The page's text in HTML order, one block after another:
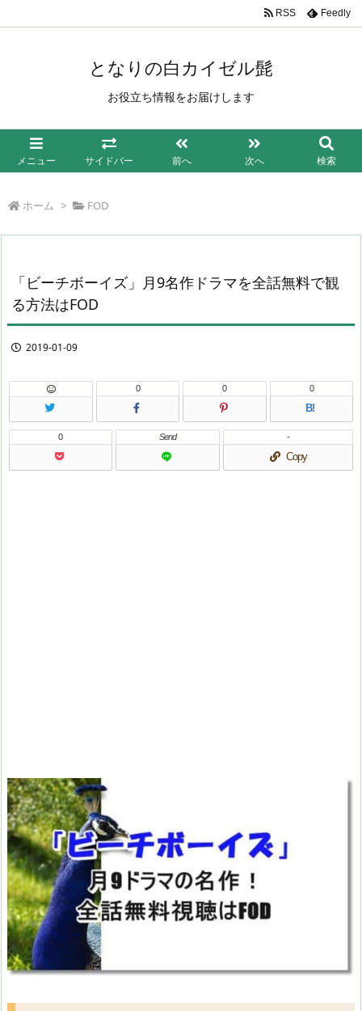
となりの白カイゼル髭
お役立ち情報をお届けします
メニュー サイドバー 前へ 次へ 検索
RSS Feedly
ホーム > FOD
「ビーチボーイズ」月9名作ドラマを全話無料で観
る方法はFOD
2019-01-09
0 0
B!
0
0 Send
Copy
-